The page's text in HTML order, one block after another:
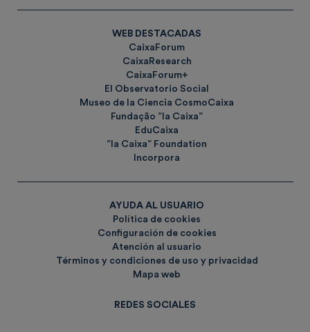
WEB DESTACADAS
CaixaForum
CaixaResearch
CaixaForum+
El Observatorio Social
Museo de la Ciencia CosmoCaixa
Fundação ”la Caixa”
EduCaixa
”la Caixa” Foundation
Incorpora
AYUDA AL USUARIO
Política de cookies
Configuración de cookies
Atención al usuario
Términos y condiciones de uso y privacidad
Mapa web
REDES SOCIALES